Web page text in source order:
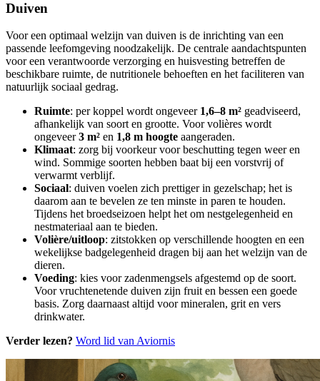
Duiven
Voor een optimaal welzijn van duiven is de inrichting van een
passende leefomgeving noodzakelijk. De centrale aandachtspunten
voor een verantwoorde verzorging en huisvesting betreffen de
beschikbare ruimte, de nutritionele behoeften en het faciliteren van
natuurlijk sociaal gedrag.
Ruimte: per koppel wordt ongeveer 1,6–8 m² geadviseerd,
afhankelijk van soort en grootte. Voor volières wordt
ongeveer3 m² en 1,8 m hoogte aangeraden.
Klimaat: zorg bij voorkeur voor beschutting tegen weer en
wind. Sommige soorten hebben baat bij een vorstvrij of
verwarmt verblijf.
Sociaal: duiven voelen zich prettiger in gezelschap; het is
daarom aan te bevelen ze ten minste in paren te houden.
Tijdens het broedseizoen helpt het om nestgelegenheid en
nestmateriaal aan te bieden.
Volière/uitloop: zitstokken op verschillende hoogten en een
wekelijkse badgelegenheid dragen bij aan het welzijn van de
dieren.
Voeding: kies voor zadenmengsels afgestemd op de soort.
Voor vruchtenetende duiven zijn fruit en bessen een goede
basis. Zorg daarnaast altijd voor mineralen, grit en vers
drinkwater.
Verder lezen? Word lid van Aviornis